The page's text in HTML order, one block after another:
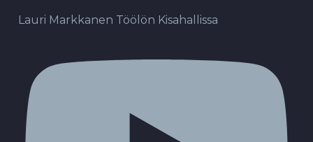
Lauri Markkanen Töölön Kisahallissa